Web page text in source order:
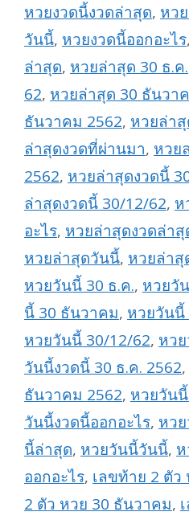
หวยงวดนี้งวดล่าสุด, หว
วันนี้, หวยงวดนี้ออกอะไร,
ล่าสุด, หวยล่าสุด 30 ธ.ค.
62, หวยล่าสุด 30 ธันวา
ธันวาคม 2562, หวยล่า
ล่าสุดงวดที่ผ่านมา, หวย
2562, หวยล่าสุดงวดนี้
ล่าสุดงวดนี้ 30/12/62, ห
อะไร, หวยล่าสุดงวดล่าสุ
หวยล่าสุดวันนี้, หวยล่าสุ
หวยวันนี้ 30 ธ.ค., หวยวั
นี้ 30 ธันวาคม, หวยวันนี้
หวยวันนี้ 30/12/62, หว
วันนี้งวดนี้ 30 ธ.ค. 2562,
ธันวาคม 2562, หวยวัน
วันนี้งวดนี้ออกอะไร, หว
นี้ล่าสุด, หวยวันนี้วันนี้,
ออกอะไร, เลขท้าย 2 ตัว
2 ตัว หวย 30 ธันวาคม,